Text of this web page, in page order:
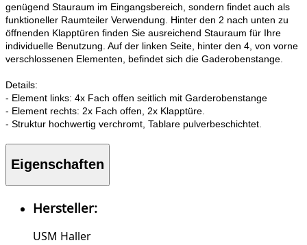
genügend Stauraum im Eingangsbereich, sondern findet auch als
funktioneller Raumteiler Verwendung. Hinter den 2 nach unten zu
öffnenden Klapptüren finden Sie ausreichend Stauraum für Ihre
individuelle Benutzung. Auf der linken Seite, hinter den 4, von vorne
verschlossenen Elementen, befindet sich die Gaderobenstange.
Details:
- Element links: 4x Fach offen seitlich mit Garderobenstange
- Element rechts: 2x Fach offen, 2x Klapptüre.
- Struktur hochwertig verchromt, Tablare pulverbeschichtet.
Eigenschaften
Hersteller:
USM Haller